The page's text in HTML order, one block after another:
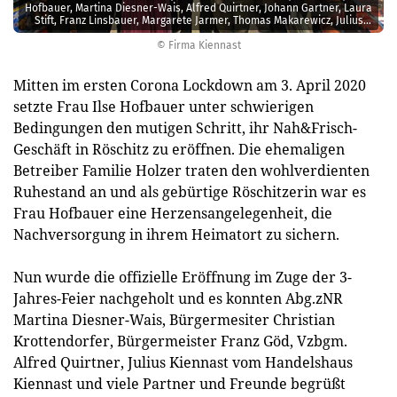
© Firma Kiennast
Hofbauer, Martina Diesner-Wais, Alfred Quirtner, Johann Gartner, Laura
Stift, Franz Linsbauer, Margarete Jarmer, Thomas Makarewicz, Julius
Kiennast
Mitten im ersten Corona Lockdown am 3. April 2020
setzte Frau Ilse Hofbauer unter schwierigen
Bedingungen den mutigen Schritt, ihr Nah&Frisch-
Geschäft in Röschitz zu eröffnen. Die ehemaligen
Betreiber Familie Holzer traten den wohlverdienten
Ruhestand an und als gebürtige Röschitzerin war es
Frau Hofbauer eine Herzensangelegenheit, die
Nachversorgung in ihrem Heimatort zu sichern.
Nun wurde die offizielle Eröffnung im Zuge der 3-
Jahres-Feier nachgeholt und es konnten Abg.zNR
Martina Diesner-Wais, Bürgermesiter Christian
Krottendorfer, Bürgermeister Franz Göd, Vzbgm.
Alfred Quirtner, Julius Kiennast vom Handelshaus
Kiennast und viele Partner und Freunde begrüßt